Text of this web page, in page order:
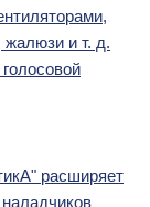
и т. д.
расширяет